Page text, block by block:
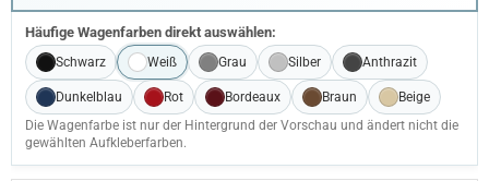
Häufige Wagenfarben direkt auswählen:
Schwarz Weiß Grau Silber Anthrazit
Dunkelblau Rot Bordeaux Braun
Beige
Die Wagenfarbe ist nur der Hintergrund der Vorschau und ändert nicht die
gewählten Aufkleberfarben.